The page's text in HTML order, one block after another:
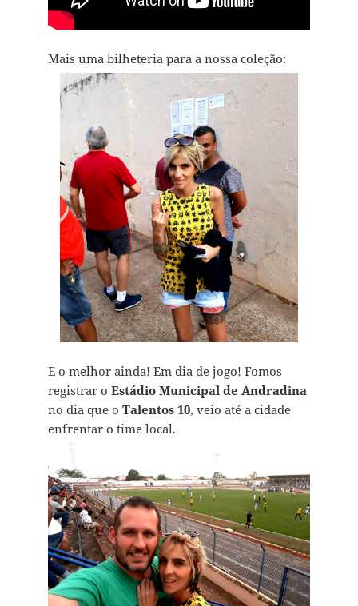
Mais uma bilheteria para a nossa coleção:
E o melhor ainda! Em dia de jogo! Fomos
registrar o Estádio Municipal de Andradina
no dia que o Talentos 10, veio até a cidade
enfrentar o time local.